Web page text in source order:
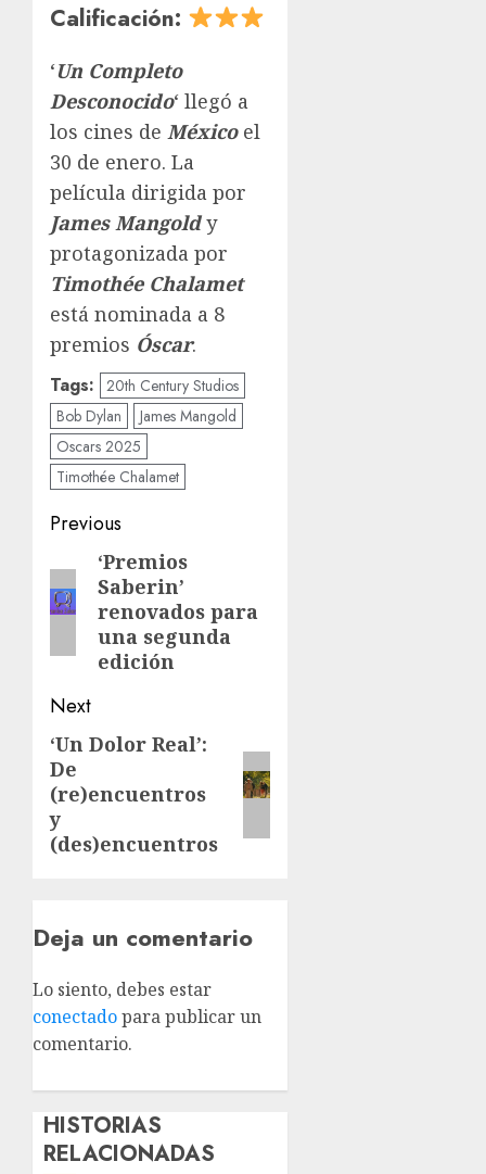
Calificación:
‘Un Completo
Desconocido‘ llegó a
los cines de Méxicoel
30 de enero. La
película dirigida por
James Mangoldy
protagonizada por
Timothée Chalamet
está nominada a 8
premios Óscar.
Tags: 20th Century Studios
Bob Dylan
James Mangold
Oscars 2025
Timothée Chalamet
Previous
‘Premios
Saberin’
renovados para
una segunda
edición
Next
‘Un Dolor Real’:
De
(re)encuentros
y
(des)encuentros
Deja un comentario
Lo siento, debes estar
conectadopara publicar un
comentario.
HISTORIAS
RELACIONADAS